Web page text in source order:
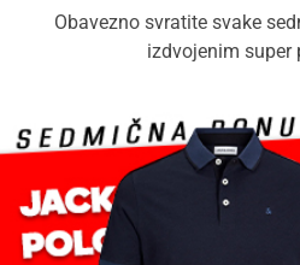
Obavezno svratite svake
izdvojenim super